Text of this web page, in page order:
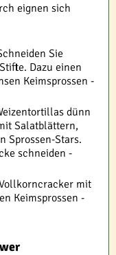
eignen sich
Sie
Dazu einen
Keimsprossen -
dünn
Salatblättern,
Sprossen-Stars.
schneiden -
mit
Keimsprossen -